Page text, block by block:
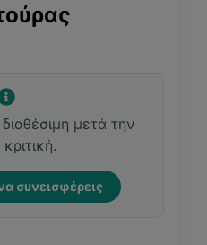
μετά την
συνεισφέρεις